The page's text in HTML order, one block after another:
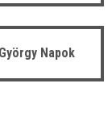
Napok